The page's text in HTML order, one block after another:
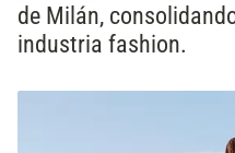
de Milán,
industria fashion.